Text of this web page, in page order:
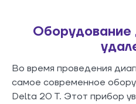
Оборудование
Во время проведения
самое современное
Delta 20 T. Этот прибор